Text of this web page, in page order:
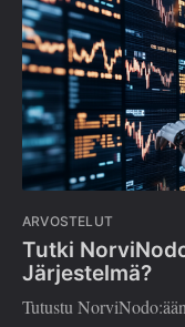
ARVOSTELUT
Tutki
Järjestelmä?
Tutustu